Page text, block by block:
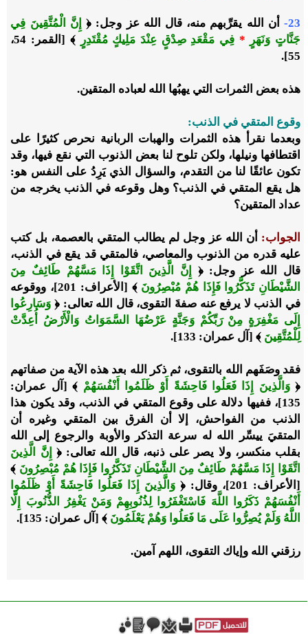
23- أن الله يقرِّبهم منه، قال الله عز وجل: ﴿ إِنَّ الْمُتَّقِينَ فِي
جَنَّاتٍ وَنَهَرٍ * فِي مَقْعَدِ صِدْقٍ عِنْدَ مَلِيكٍ مُقْتَدِرٍ ﴾
[القمر: 54،
55].
هذه بعض الثمرات التي يهبُها الله لعباده المتقين.
وقوع المتقي في الذنب:
وبعدما نقرأ هذه الثمرات والهبات الربانية نحرص كثيرًا على
اقتطافها ونيلها، ولكن تلوح لنا بعض الذنوب التي نقع فيها، وقد
تكون عائقًا لنا من التقدم، والسؤال الذي يَرِدُ على النفس هو:
هل يقع المتقي في الذنب؟ وهل وقوعه في الذنب يخرجه من
عداد المتقين؟
الجواب: أن الله عز وجل لم يطالب المتقي بالعصمة، بل كتب
عليه قدره من الذنوب والمعاصي، فالمتقي قد يقع في الذنب،
قال الله عز وجل:﴿ إِنَّ الَّذِينَ اتَّقَوْا إِذَا مَسَّهُمْ طَائِفٌ مِنَ
الشَّيْطَانِ تَذَكَّرُوا فَإِذَا هُمْ مُبْصِرُونَ ﴾
[الأعراف: 201]، ووقوعه
في الذنب لا يرفع عنه صفةَ التقوى، قال الله تعالى: ﴿ وَسَارِعُوا
إِلَى مَغْفِرَةٍ مِنْ رَبِّكُمْ وَجَنَّةٍ عَرْضُهَا السَّمَوَاتُ وَالْأَرْضُ أُعِدَّتْ
لِلْمُتَّقِينَ ﴾ [آل عمران: 133].
فقد وصَفَهم الله بالتقوى، ثم ذكر الله بعد هذه الآية من صفاتهم
﴿وَالَّذِينَ إِذَا فَعَلُوا فَاحِشَةً أَوْ ظَلَمُوا أَنْفُسَهُمْ ﴾[آل عمران:
135] ،ففيها دلالة على وقوع المتقي في الذنب، وقد يكون هذا
الذنب من الفواحش، إلا أن الفرق بين المتقي وغيره أن
المتقيَ ييسِّر الله له سرعة التذكر والأوبة والرجوع إلى الله
بقلب منكسر، ولا يصر على ذنبه، قال الله تعالى:﴿ إِنَّ الَّذِينَ
اتَّقَوْا إِذَا مَسَّهُمْ طَائِفٌ مِنَ الشَّيْطَانِ تَذَكَّرُوا فَإِذَا هُمْ مُبْصِرُونَ ﴾
[الأعراف: 201]، وقال:
﴿وَالَّذِينَ إِذَا فَعَلُوا فَاحِشَةً أَوْ ظَلَمُوا
أَنْفُسَهُمْ ذَكَرُوا اللَّهَ فَاسْتَغْفَرُوا لِذُنُوبِهِمْ وَمَنْ يَغْفِرُ الذُّنُوبَ إِلَّا
اللَّهُ وَلَمْ يُصِرُّوا عَلَى مَا فَعَلُوا وَهُمْ يَعْلَمُونَ ﴾ [آل عمران: 135].
رزقني الله وإياك التقوى، اللهم آمين.